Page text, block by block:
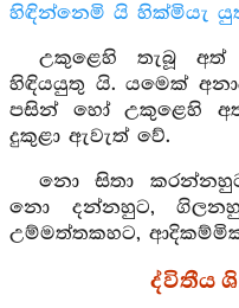
හිඳින්නෙමි යි හික්මියැ
උකුළෙහි තැබූ
හිඳියයුතු යි. යමෙක්
පසින් හෝ උකුළෙහි
දුකුළා ඇවැත් වේ.
නො සිතා
නො දන්නහුට,
උම්මත්තකහට,
ද්විතීය